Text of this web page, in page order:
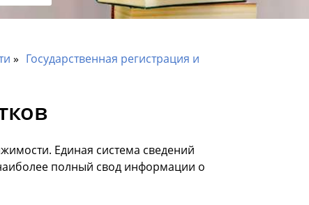
Государственная регистрация и
Единая система сведений
полный свод информации о